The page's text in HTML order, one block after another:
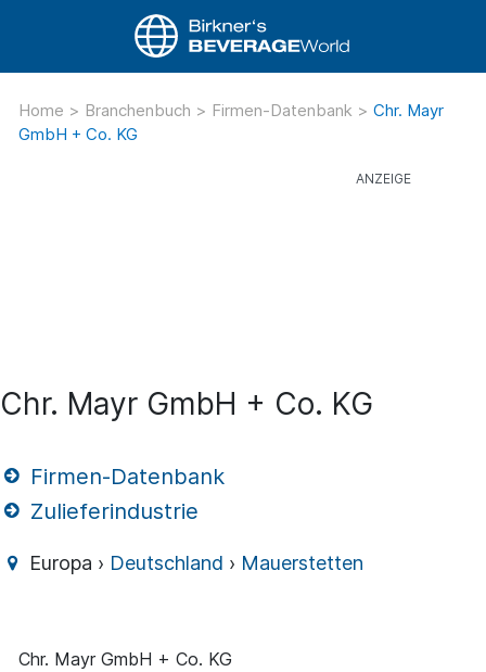
Home > Branchenbuch > Firmen-Datenbank > Chr. Mayr
GmbH + Co. KG
Chr. Mayr GmbH + Co. KG
Firmen-Datenbank
Zulieferindustrie
Europa › Deutschland › Mauerstetten
Chr. Mayr GmbH + Co. KG